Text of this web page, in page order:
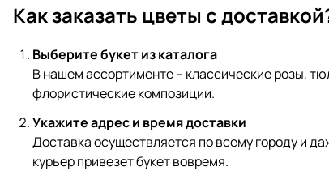
Как заказать цветы с
Выберите букет из каталога
В нашем ассортименте – классические розы,
флористические композиции.
Укажите адрес и время доставки
Доставка осуществляется по всему городу и
курьер привезет букет вовремя.